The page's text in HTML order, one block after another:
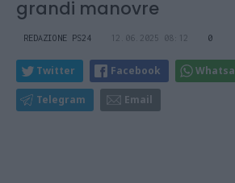
grandi manovre
REDAZIONE PS24 12.06.2025 08:12 0
Twitter Facebook
Telegram Email